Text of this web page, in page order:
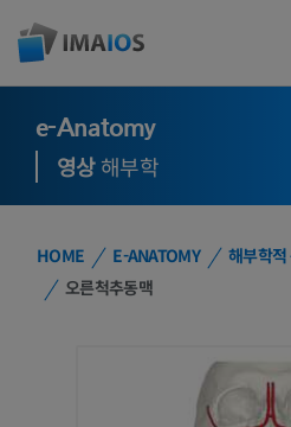
e-Anatomy
영상해부학
HOME E-ANATOMY 해부학적
오른척추동맥